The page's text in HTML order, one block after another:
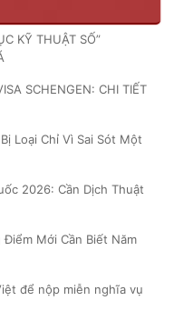
KỸ THUẬT SỐ”
SCHENGEN: CHI TIẾT
Loại Chỉ Vì Sai Sót Một
2026: Cần Dịch Thuật
Điểm Mới Cần Biết Năm
để nộp miễn nghĩa vụ